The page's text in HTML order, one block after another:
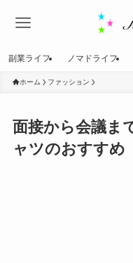
副業ライフ ノマドライフ
ホーム ファッション
面接から会議ま
ャツのおすすめ